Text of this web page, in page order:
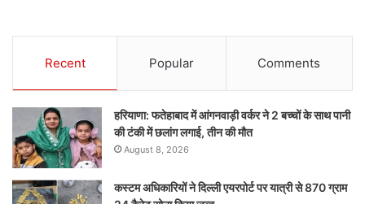
Recent Popular Comments
हरियाणा: फतेहाबाद में आंगनवाड़ी वर्कर ने 2 बच्चों के साथ पानी
की टंकी में छलांग लगाई, तीन की मौत
August 8, 2026
कस्टम अधिकारियों ने दिल्ली एयरपोर्ट पर यात्री से 870 ग्राम